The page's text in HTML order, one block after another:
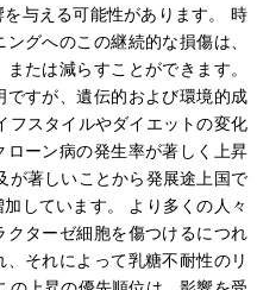
与える可能性があります。 時
グへのこの継続的な損傷は、
たは減らすことができます。
すが、遺伝的および環境的成
フスタイルやダイエットの変化
ローン病の発生率が著しく上昇
が著しいことから発展途上国で
しています。 より多くの人々
ターゼ細胞を傷つけるにつれ
それによって乳糖不耐性のリ